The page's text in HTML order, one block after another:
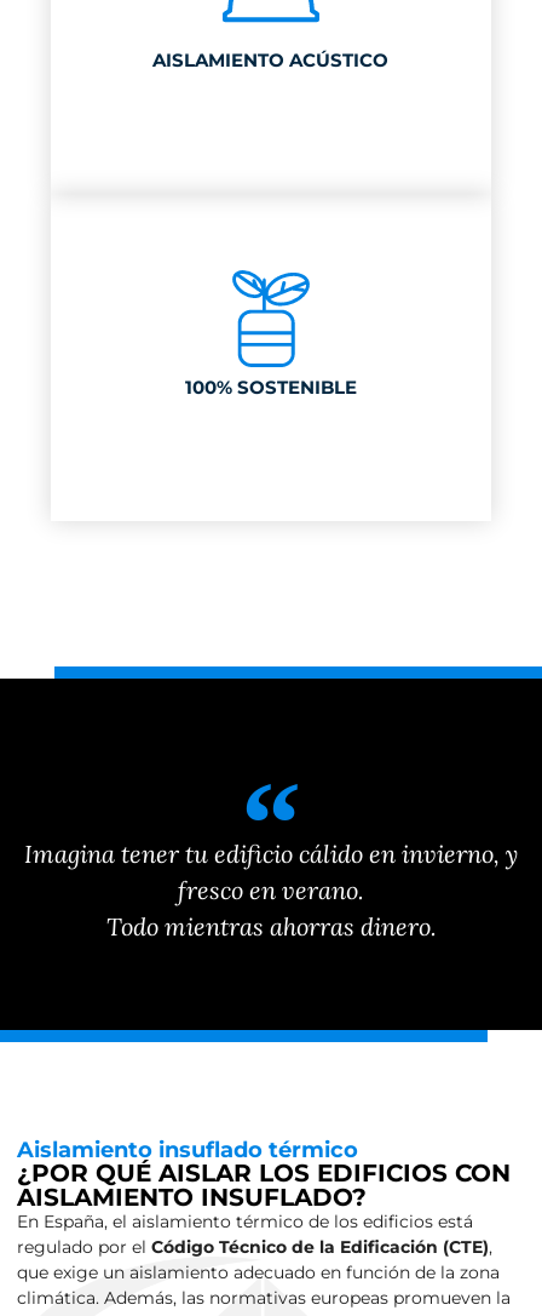
AISLAMIENTO ACÚSTICO
100% SOSTENIBLE
Imagina tener tu edificio cálido en invierno, y
fresco en verano.
Todo mientras ahorras dinero.
Aislamiento insuflado térmico
¿POR QUÉ AISLAR LOS EDIFICIOS CON
AISLAMIENTO INSUFLADO?
En España, el aislamiento térmico de los edificios está
regulado por el Código Técnico de la Edificación (CTE),
que exige un aislamiento adecuado en función de la zona
climática. Además, las normativas europeas promueven la